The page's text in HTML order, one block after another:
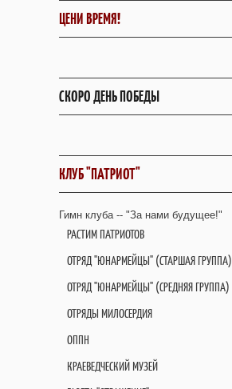
ЦЕНИ ВРЕМЯ!
СКОРО ДЕНЬ ПОБЕДЫ
КЛУБ "ПАТРИОТ"
Гимн клуба -- "За нами будущее!"
РАСТИМ ПАТРИОТОВ
ОТРЯД "ЮНАРМЕЙЦЫ" (СТАРШАЯ ГРУППА)
ОТРЯД "ЮНАРМЕЙЦЫ" (СРЕДНЯЯ ГРУППА)
ОТРЯДЫ МИЛОСЕРДИЯ
ОППН
КРАЕВЕДЧЕСКИЙ МУЗЕЙ